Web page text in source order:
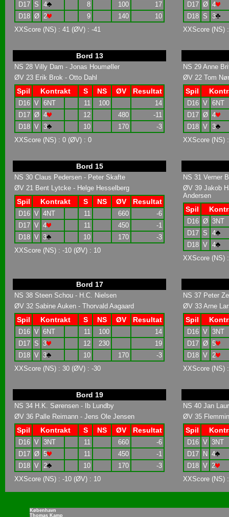
D17 S 4 8 100
17
D18 Ø 2 9 140
10
XXScore (NS) : 41 (ØV) : -41
D17 Ø 4
D18 S
3
XXScore (NS)
Bord 13
NS 28 Villy Dam - Jonas Houmøller
ØV 23 Erik Brok - Otto Dahl
Spil Kontrakt S NS ØV Resultat
D16 V 6NT 11 100
14
D17 Ø 4 12 480
-11
D18 V 3 10 170
-3
XXScore (NS) : 0 (ØV) : 0
NS 29 Anne
ØV 22 Tom
Spil
D16 V 6NT
D17 Ø 4
D18 V
3
XXScore (NS)
Bord 15
NS 30 Claus Pedersen - Peter Skafte
ØV 21 Bent Lytcke - Helge Hesselberg
Spil Kontrakt S NS ØV Resultat
D16 V 4NT 11 660
-6
D17 V 4 11 450
-1
D18 V 3 10 170
-3
XXScore (NS) : -10 (ØV) : 10
NS 31 Verner
ØV 39 Jakob
Andersen
Spil
D16 Ø 3NT
D17 S
4
D18 V 4
XXScore (NS)
Bord 17
NS 38 Steen Schou - H.C. Nielsen
ØV 32 Sabine Auken - Thorvald Aagaard
Spil Kontrakt S NS ØV Resultat
D16 V 6NT 11 100
14
D17 S 3 12 230
19
D18 V 3 10 170
-3
XXScore (NS) : 30 (ØV) : -30
NS 37 Peter
ØV 33 Arne
Spil
D16 V
3NT
D17 Ø 5
D18 V 2
XXScore (NS)
Bord 19
NS 34 H.K. Sørensen - Ib Lundby
ØV 36 Palle Reimann - Jens Ole Jensen
Spil Kontrakt S NS ØV Resultat
D16 V 3NT 11 660
-6
D17 Ø 5 11 450
-1
D18 V 2 10 170
-3
XXScore (NS) : -10 (ØV) : 10
NS 40 Jan
ØV 35
Spil
D16 V 3NT
D17
N 4
D18 V 2
XXScore (NS)
København
Thomas Kamp